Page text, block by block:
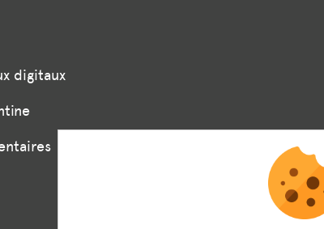
digitaux